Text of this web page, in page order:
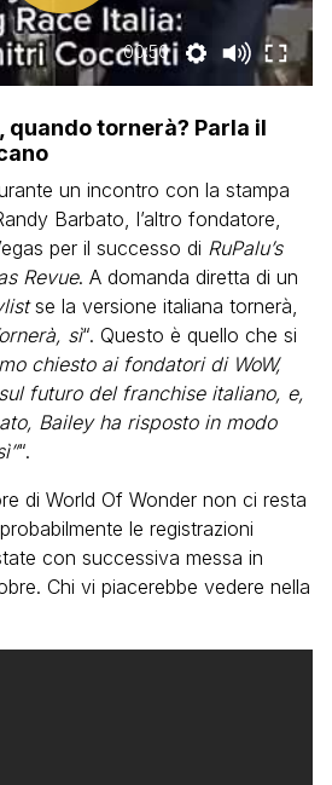
00:50
quando tornerà? Parla il
un incontro con la stampa
Barbato, l’altro fondatore,
per il successo di RuPalu’s
Revue. A domanda diretta di un
se la versione italiana tornerà,
sì“. Questo è quello che si
chiesto ai fondatori di WoW,
futuro del franchise italiano, e,
Bailey ha risposto in modo
“.
di World Of Wonder non ci resta
le registrazioni
con successiva messa in
Chi vi piacerebbe vedere nella